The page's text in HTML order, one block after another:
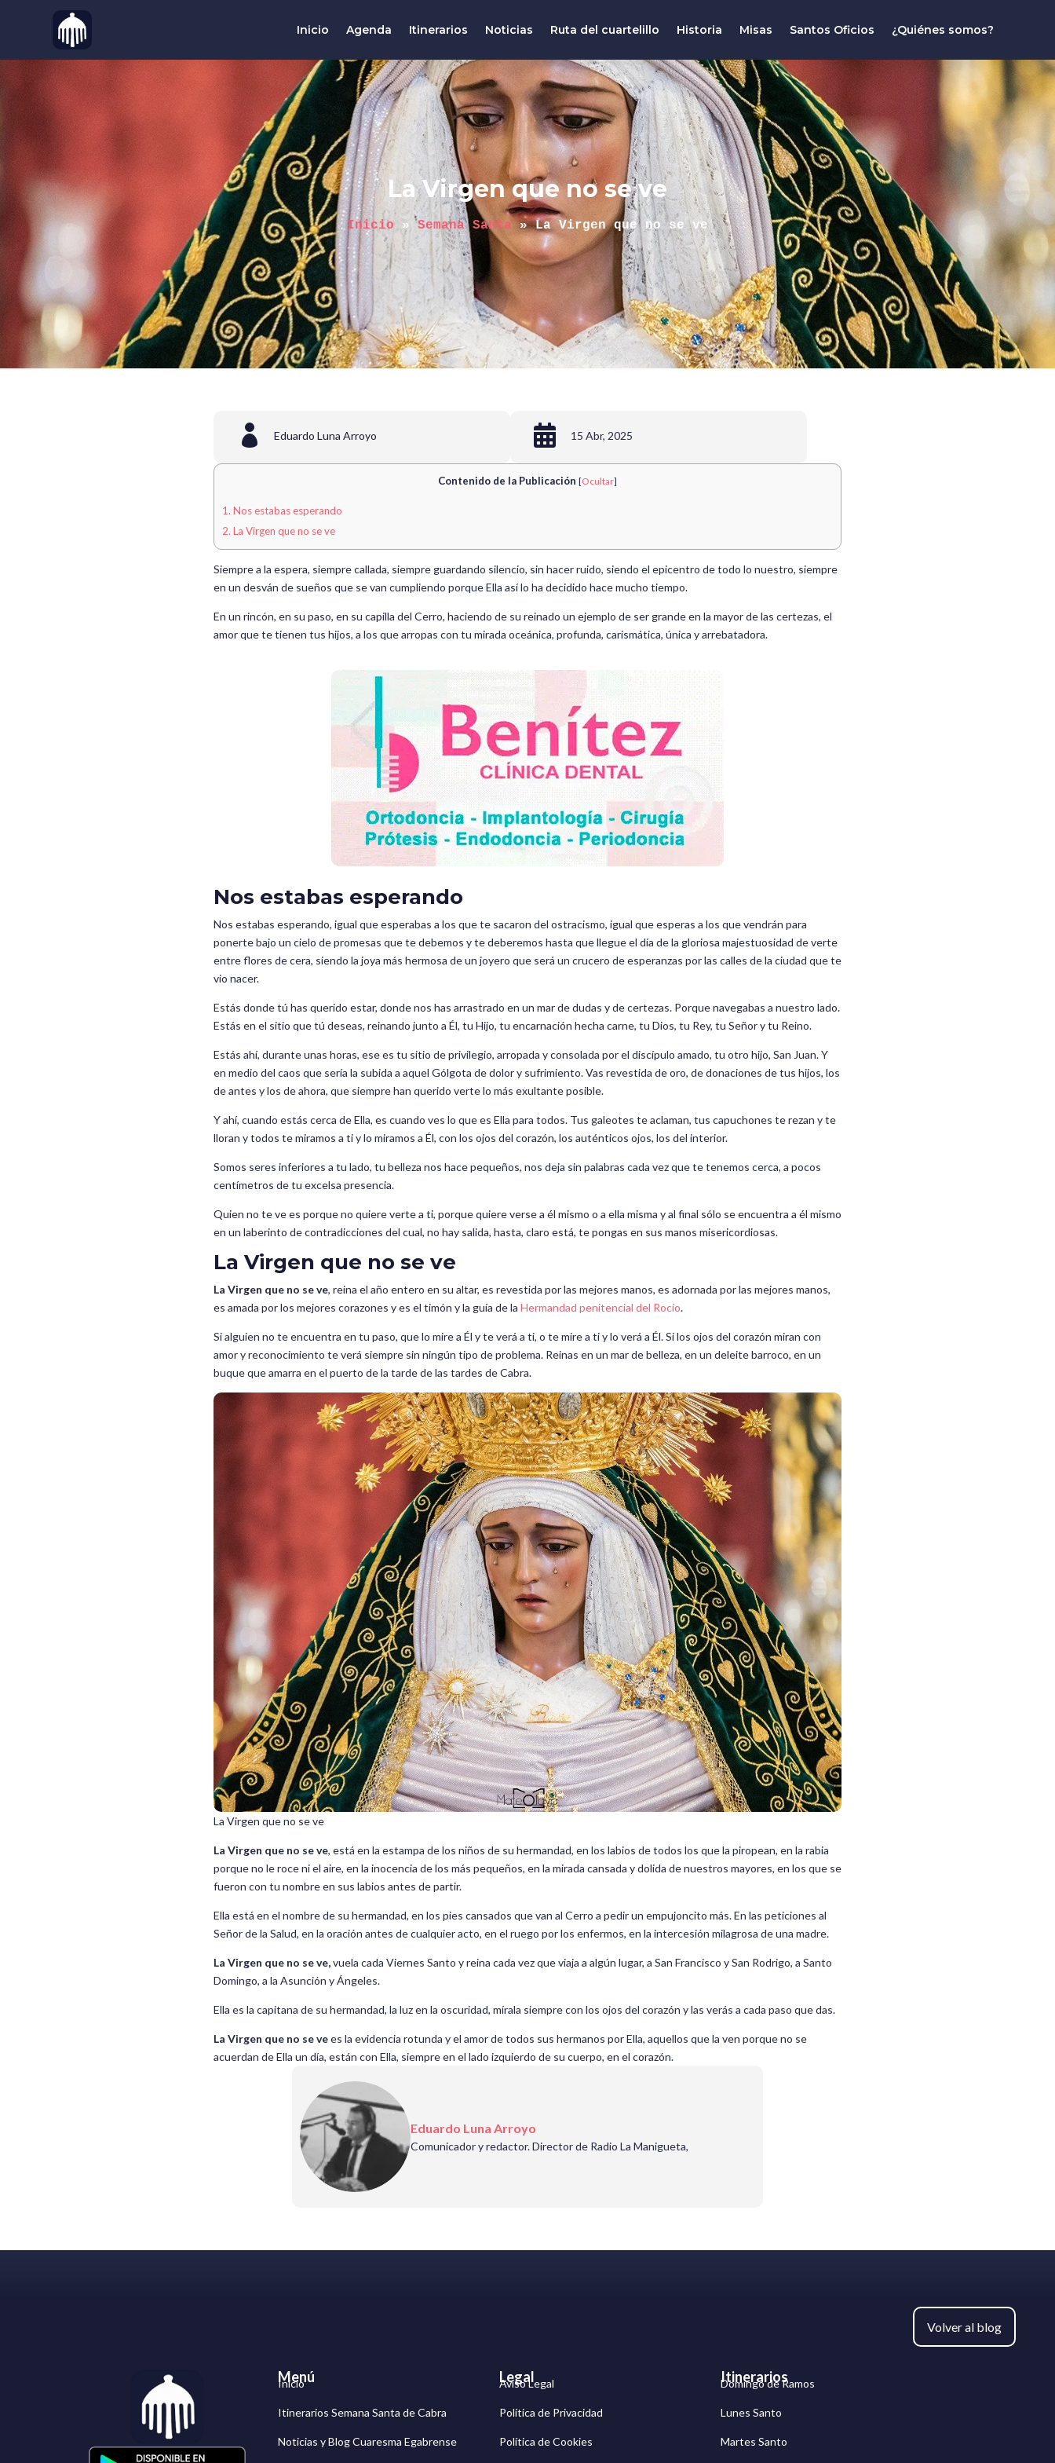
Inicio Agenda Itinerarios Noticias Ruta del cuartelillo Historia Misas Santos Oficios ¿Quiénes somos?
La Virgen que no se ve
Inicio » Semana Santa » La Virgen que no se ve
 Eduardo Luna Arroyo  15 Abr, 2025
Contenido de la Publicación [Ocultar]
1. Nos estabas esperando
2. La Virgen que no se ve
Siempre a la espera, siempre callada, siempre guardando silencio, sin hacer ruido, siendo el epicentro de todo lo nuestro, siempre
en un desván de sueños que se van cumpliendo porque Ella así lo ha decidido hace mucho tiempo.
En un rincón, en su paso, en su capilla del Cerro, haciendo de su reinado un ejemplo de ser grande en la mayor de las certezas, el
amor que te tienen tus hijos, a los que arropas con tu mirada oceánica, profunda, carismática, única y arrebatadora.
Nos estabas esperando
Nos estabas esperando, igual que esperabas a los que te sacaron del ostracismo, igual que esperas a los que vendrán para
ponerte bajo un cielo de promesas que te debemos y te deberemos hasta que llegue el día de la gloriosa majestuosidad de verte
entre flores de cera, siendo la joya más hermosa de un joyero que será un crucero de esperanzas por las calles de la ciudad que te
vio nacer.
Estás donde tú has querido estar, donde nos has arrastrado en un mar de dudas y de certezas. Porque navegabas a nuestro lado.
Estás en el sitio que tú deseas, reinando junto a Él, tu Hijo, tu encarnación hecha carne, tu Dios, tu Rey, tu Señor y tu Reino.
Estás ahí, durante unas horas, ese es tu sitio de privilegio, arropada y consolada por el discípulo amado, tu otro hijo, San Juan. Y
en medio del caos que sería la subida a aquel Gólgota de dolor y sufrimiento. Vas revestida de oro, de donaciones de tus hijos, los
de antes y los de ahora, que siempre han querido verte lo más exultante posible.
Y ahí, cuando estás cerca de Ella, es cuando ves lo que es Ella para todos. Tus galeotes te aclaman, tus capuchones te rezan y te
lloran y todos te miramos a ti y lo miramos a Él, con los ojos del corazón, los auténticos ojos, los del interior.
Somos seres inferiores a tu lado, tu belleza nos hace pequeños, nos deja sin palabras cada vez que te tenemos cerca, a pocos
centímetros de tu excelsa presencia.
Quien no te ve es porque no quiere verte a ti, porque quiere verse a él mismo o a ella misma y al final sólo se encuentra a él mismo
en un laberinto de contradicciones del cual, no hay salida, hasta, claro está, te pongas en sus manos misericordiosas.
La Virgen que no se ve
La Virgen que no se ve, reina el año entero en su altar, es revestida por las mejores manos, es adornada por las mejores manos,
es amada por los mejores corazones y es el timón y la guía de la Hermandad penitencial del Rocío.
Si alguien no te encuentra en tu paso, que lo mire a Él y te verá a ti, o te mire a ti y lo verá a Él. Si los ojos del corazón miran con
amor y reconocimiento te verá siempre sin ningún tipo de problema. Reinas en un mar de belleza, en un deleite barroco, en un
buque que amarra en el puerto de la tarde de las tardes de Cabra.
La Virgen que no se ve
La Virgen que no se ve, está en la estampa de los niños de su hermandad, en los labios de todos los que la piropean, en la rabia
porque no le roce ni el aire, en la inocencia de los más pequeños, en la mirada cansada y dolida de nuestros mayores, en los que se
fueron con tu nombre en sus labios antes de partir.
Ella está en el nombre de su hermandad, en los pies cansados que van al Cerro a pedir un empujoncito más. En las peticiones al
Señor de la Salud, en la oración antes de cualquier acto, en el ruego por los enfermos, en la intercesión milagrosa de una madre.
La Virgen que no se ve,vuela cada Viernes Santo y reina cada vez que viaja a algún lugar, a San Francisco y San Rodrigo, a Santo
Domingo, a la Asunción y Ángeles.
Ella es la capitana de su hermandad, la luz en la oscuridad, mírala siempre con los ojos del corazón y las verás a cada paso que das.
La Virgen que no se vees la evidencia rotunda y el amor de todos sus hermanos por Ella, aquellos que la ven porque no se
acuerdan de Ella un día, están con Ella, siempre en el lado izquierdo de su cuerpo, en el corazón.
Volver al blog
Eduardo Luna Arroyo
Comunicador y redactor. Director de Radio La Manigueta,
Menú
Inicio
Itinerarios Semana Santa de Cabra
Noticias y Blog Cuaresma Egabrense
Legal
Aviso Legal
Política de Privacidad
Política de Cookies
Itinerarios
Domingo de Ramos
Lunes Santo
Martes Santo